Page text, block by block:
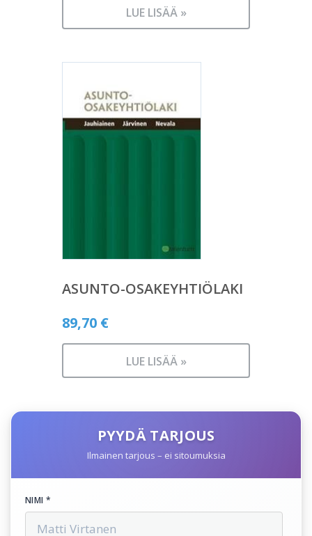
LUE LISÄÄ »
ASUNTO-OSAKEYHTIÖLAKI
89,70 €
LUE LISÄÄ »
PYYDÄ TARJOUS
Ilmainen tarjous – ei sitoumuksia
NIMI *